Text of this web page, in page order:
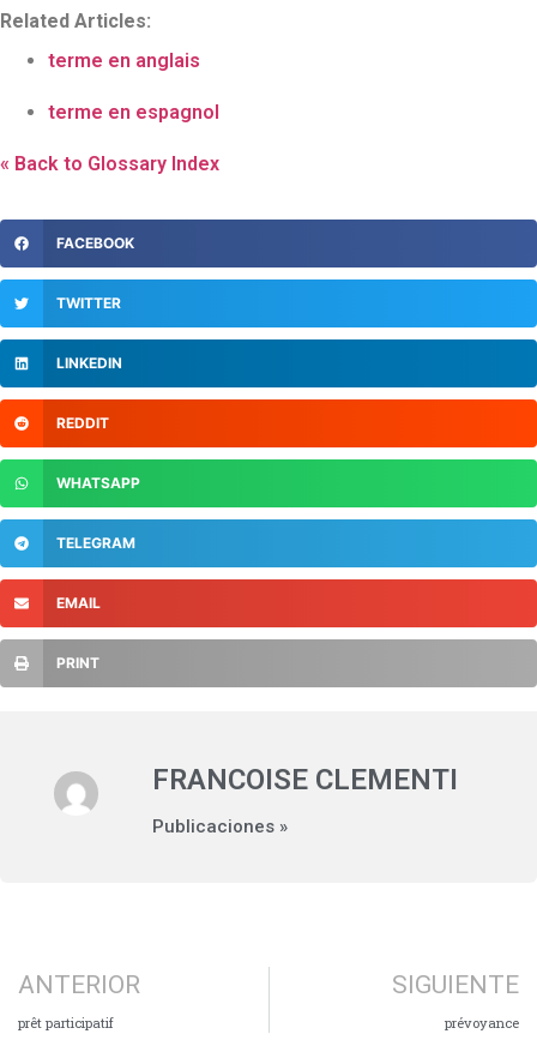
Related Articles:
terme en anglais
terme en espagnol
« Back to Glossary Index
FACEBOOK
TWITTER
LINKEDIN
REDDIT
WHATSAPP
TELEGRAM
EMAIL
PRINT
FRANCOISE CLEMENTI
Publicaciones »
ANTERIOR
prêt participatif
SIGUIENTE
prévoyance